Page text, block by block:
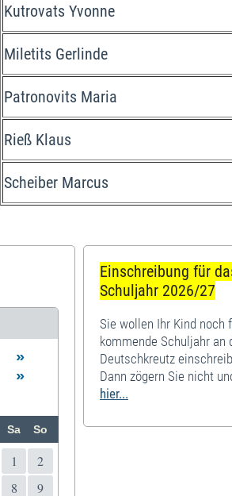
Kutrovats Yvonne
Miletits Gerlinde
Patronovits Maria
Rieß Klaus
Scheiber Marcus
»
»
Sa So
1
2
8 9
Einschreibung für
Schuljahr 2026/27
Sie wollen Ihr Kind noch
kommende Schuljahr an
Deutschkreutz
Dann zögern Sie nicht
hier...